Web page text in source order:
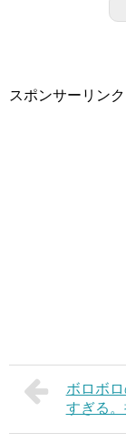
スポンサーリンク
ボロボ
すぎる